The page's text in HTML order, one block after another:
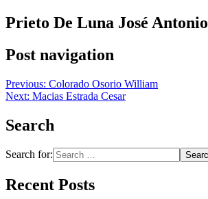
Prieto De Luna José Antonio
Post navigation
Previous: Colorado Osorio William
Next: Macias Estrada Cesar
Search
Search for:
Recent Posts